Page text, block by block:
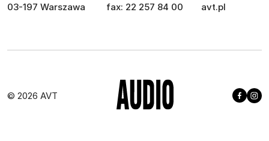
03-197 Warszawa
fax: 22 257 84 00
avt.pl
© 2026 AVT